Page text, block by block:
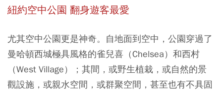
紐約空中公園 翻身遊客最愛
尤其空中公園更是神奇。自地面到空中，公園穿過了
曼哈頓西城極具風格的雀兒喜（Chelsea）和西村
（West Village）；其間，或野生植栽，或自然的景
觀設施，或親水空間，或群聚空間，甚至也有不具固